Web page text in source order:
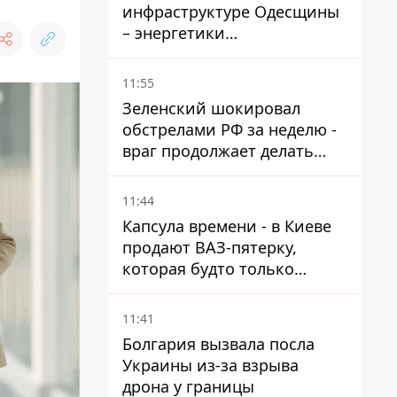
инфраструктуре Одесщины
– энергетики
восстанавливают свет
11:55
Зеленский шокировал
обстрелами РФ за неделю -
враг продолжает делать
ставку на баллистический
террор
11:44
Капсула времени - в Киеве
продают ВАЗ-пятерку,
которая будто только
сошла с конвейера
11:41
Болгария вызвала посла
Украины из-за взрыва
дрона у границы